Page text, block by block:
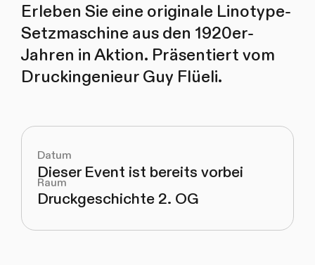
Erleben Sie eine originale Linotype-
Setzmaschine aus den 1920er-
Jahren in Aktion. Präsentiert vom
Druckingenieur Guy Flüeli.
Datum
Dieser Event ist bereits vorbei
Raum
Druckgeschichte 2. OG